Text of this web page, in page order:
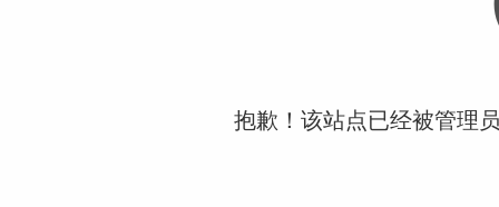
抱歉！该站点已经被管理